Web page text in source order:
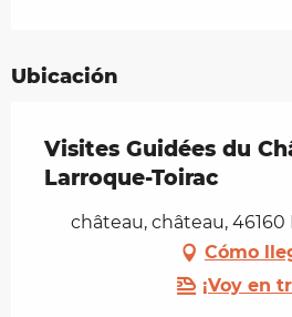
Ubicación
Visites Guidées du
Larroque-Toirac
château, château, 46160
Cómo
¡Voy en